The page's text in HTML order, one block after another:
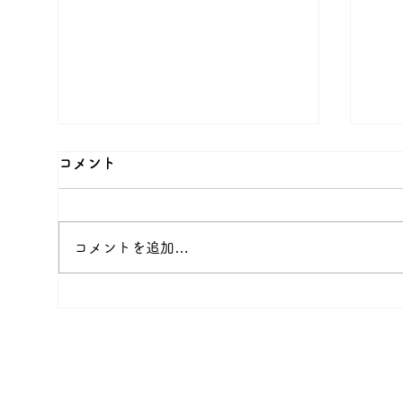
コメント
コメントを追加…